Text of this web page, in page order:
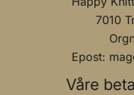
7010
Epost:
Våre